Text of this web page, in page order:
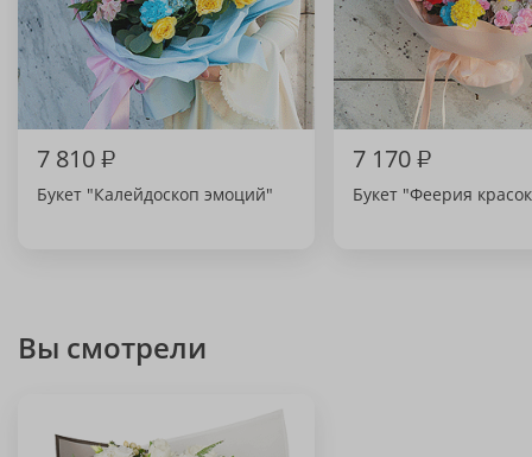
7 810₽
Букет "Калейдоскоп эмоций"
7 170₽
Букет "Феерия
Вы смотрели